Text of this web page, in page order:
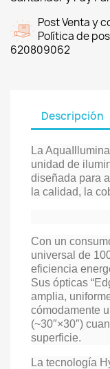
Post Venta y
Política de
620809062
Descripción
La
unidad de
diseñada para
la calidad, la
Con un
universal de
eficiencia
Sus ópticas
amplia,
cómodamente
(~30″×30″)
superficie.
La tecnología